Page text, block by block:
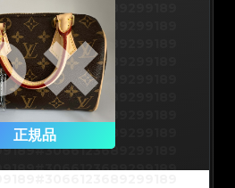
#3066123689299189
#3066123689299189
#3066123689299189
#3066123689299189
#3066123689299189
#3066123689299189
#3066123689299189
#3066123689299189
#3066123689299189
正規品